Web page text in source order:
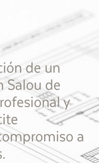
de un
Salou de
y
a